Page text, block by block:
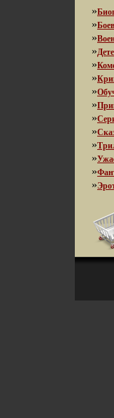
»
»
»
»
»
»
»
»
»
»
»
»
»
»